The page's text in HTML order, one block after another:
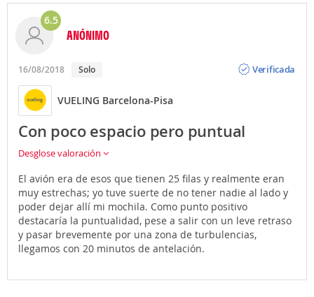
6.5
ANÓNIMO
16/08/2018 Solo
Verificada
VUELING Barcelona-Pisa
Con poco espacio pero puntual
Desglose valoración
El avión era de esos que tienen 25 filas y realmente eran
muy estrechas; yo tuve suerte de no tener nadie al lado y
poder dejar allí mi mochila. Como punto positivo
destacaría la puntualidad, pese a salir con un leve retraso
y pasar brevemente por una zona de turbulencias,
llegamos con 20 minutos de antelación.